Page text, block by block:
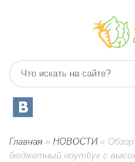
Главная »НОВОСТИ»
бюджетный ноутбук с